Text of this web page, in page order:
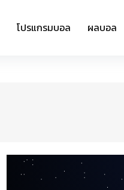
โปรแกรมบอล ผลบอล